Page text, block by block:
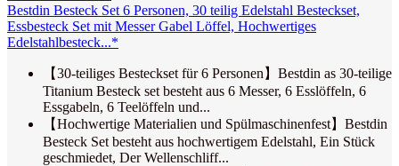
Bestdin Besteck Set 6 Personen, 30 teilig Edelstahl Besteckset,
Essbesteck Set mit Messer Gabel Löffel, Hochwertiges
Edelstahlbesteck...*
【30-teiliges Besteckset für 6 Personen】Bestdin as 30-teilige
Titanium Besteck set besteht aus 6 Messer, 6 Esslöffeln, 6
Essgabeln, 6 Teelöffeln und...
【Hochwertige Materialien und Spülmaschinenfest】Bestdin
Besteck Set besteht aus hochwertigem Edelstahl, Ein Stück
geschmiedet, Der Wellenschliff...